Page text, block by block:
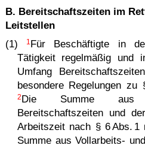
B. Bereitschaftszeiten im
Leitstellen
(1)
1 Für Beschäftigte in
Tätigkeit regelmäßig und
Umfang
besondere Regelungen
2 Die Summe aus
Bereitschaftszeiten und
Arbeitszeit nach § 6 Abs.
Summe aus Vollarbeits-